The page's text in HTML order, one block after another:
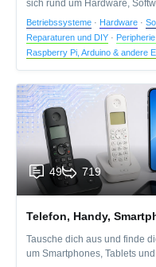
sich rund um Hardware,
Betriebssysteme · Hardware ·
Reparaturen und DIY ·
Raspberry Pi, Arduino & andere
49 719
Telefon, Handy,
Tausche dich aus und finde
um Smartphones, Tablets